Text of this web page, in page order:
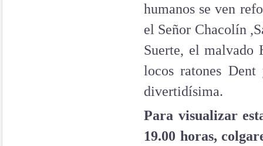
humanos se ven
el Señor Chacolín
Suerte, el
locos ratones
divertidísima.
Para visualizar
19.00 horas,